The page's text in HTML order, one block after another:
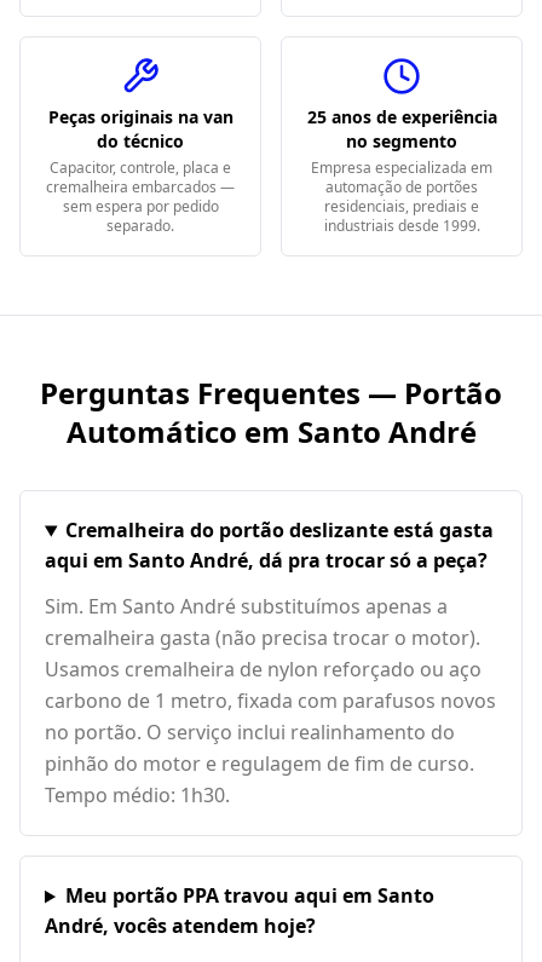
Peças originais na van
do técnico
Capacitor, controle, placa e
cremalheira embarcados —
sem espera por pedido
separado.
25 anos de experiência
no segmento
Empresa especializada em
automação de portões
residenciais, prediais e
industriais desde 1999.
Perguntas Frequentes — Portão
Automático em Santo André
Cremalheira do portão deslizante está gasta
aqui em Santo André, dá pra trocar só a peça?
Sim. Em Santo André substituímos apenas a
cremalheira gasta (não precisa trocar o motor).
Usamos cremalheira de nylon reforçado ou aço
carbono de 1 metro, fixada com parafusos novos
no portão. O serviço inclui realinhamento do
pinhão do motor e regulagem de fim de curso.
Tempo médio: 1h30.
Meu portão PPA travou aqui em Santo
André, vocês atendem hoje?